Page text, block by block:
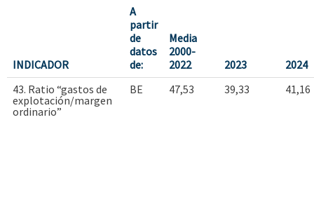
INDICADOR
A
partir
de
datos
de:
Media
2000-
2022
2023
2024
43. Ratio “gastos de
explotación/margen
ordinario”
BE 47,53 39,33 41,16